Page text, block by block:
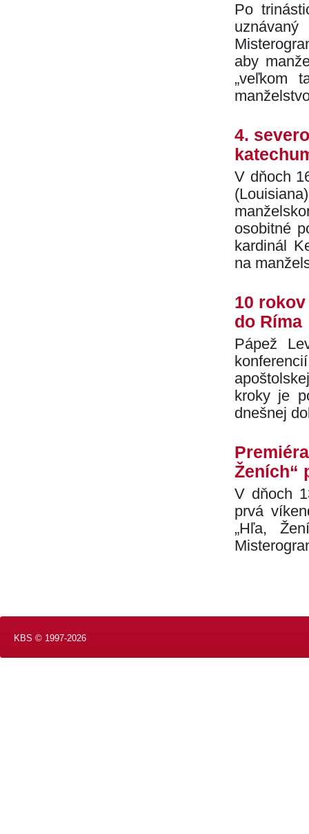
Po
aby
„veľkom
4.
V dňoch
osobitné
kardinál
na
10
do Ríma
Pápež
kroky je
dnešnej
Ženích“
V dňoch
prvá
„Hľa,
KBS © 1997-2026